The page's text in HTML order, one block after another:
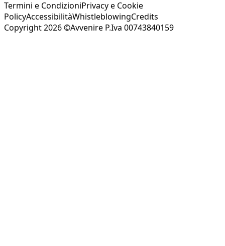
Termini e CondizioniPrivacy e Cookie
PolicyAccessibilitàWhistleblowingCredits
Copyright 2026 ©Avvenire P.Iva 00743840159